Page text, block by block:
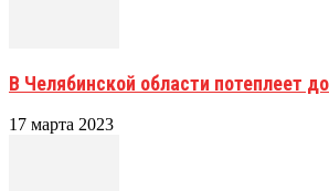
В Челябинской области потеплеет
17 марта 2023